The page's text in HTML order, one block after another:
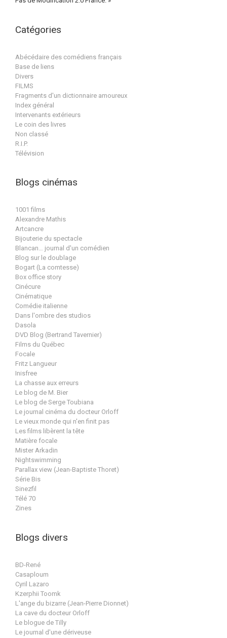
Catégories
Abécédaire des comédiens français
Base de liens
Divers
FILMS
Fragments d'un dictionnaire amoureux
Index général
Intervenants extérieurs
Le coin des livres
Non classé
R.I.P.
Télévision
Blogs cinémas
1001 films
Alexandre Mathis
Artcancre
Bijouterie du spectacle
Blancan… journal d'un comédien
Blog sur le doublage
Bogart (La comtesse)
Box office story
Cinécure
Cinématique
Comédie italienne
Dans l'ombre des studios
Dasola
DVD Blog (Bertrand Tavernier)
Films du Québec
Focale
Fritz Langueur
Inisfree
La chasse aux erreurs
Le blog de M. Bier
Le blog de Serge Toubiana
Le journal cinéma du docteur Orloff
Le vieux monde qui n'en finit pas
Les films libèrent la tête
Matière focale
Mister Arkadin
Nightswimming
Parallax view (Jean-Baptiste Thoret)
Série Bis
Sinezfil
Télé 70
Zines
Blogs divers
BD-René
Casaploum
Cyril Lazaro
Kzerphii Toomk
L'ange du bizarre (Jean-Pierre Dionnet)
La cave du docteur Orloff
Le blogue de Tilly
Le journal d'une dériveuse